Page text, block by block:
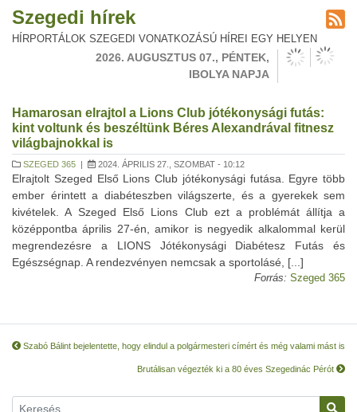
Szegedi hírek
HÍRPORTÁLOK SZEGEDI VONATKOZÁSÚ HÍREI EGY HELYEN
2026. AUGUSZTUS 07., PÉNTEK,
IBOLYA NAPJA
Hamarosan elrajtol a Lions Club jótékonysági futás:
kint voltunk és beszéltünk Béres Alexandrával fitnesz
világbajnokkal is
SZEGED 365 | 2024. ÁPRILIS 27., SZOMBAT - 10:12
Elrajtolt Szeged Első Lions Club jótékonysági futása. Egyre több
ember érintett a diabéteszben világszerte, és a gyerekek sem
kivételek. A Szeged Első Lions Club ezt a problémát állítja a
középpontba április 27-én, amikor is negyedik alkalommal kerül
megrendezésre a LIONS Jótékonysági Diabétesz Futás és
Egészségnap. A rendezvényen nemcsak a sportolásé, [...]
Forrás: Szeged 365
Szabó Bálint bejelentette, hogy elindul a polgármesteri címért és még valami mást is
Brutálisan végezték ki a 80 éves Szegedinác Pérót